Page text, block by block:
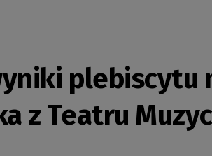
plebiscytu
z Teatru